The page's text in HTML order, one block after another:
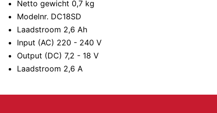
Netto gewicht 0,7 kg
Modelnr. DC18SD
Laadstroom 2,6 Ah
Input (AC) 220 - 240 V
Output (DC) 7,2 - 18 V
Laadstroom 2,6 A